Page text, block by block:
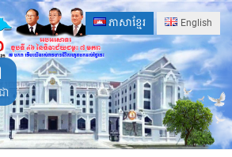
ភាសាខ្មែរ English